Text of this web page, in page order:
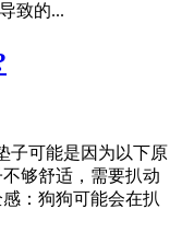
致的...
子可能是因为以下原
够舒适，需要扒动
：狗狗可能会在扒